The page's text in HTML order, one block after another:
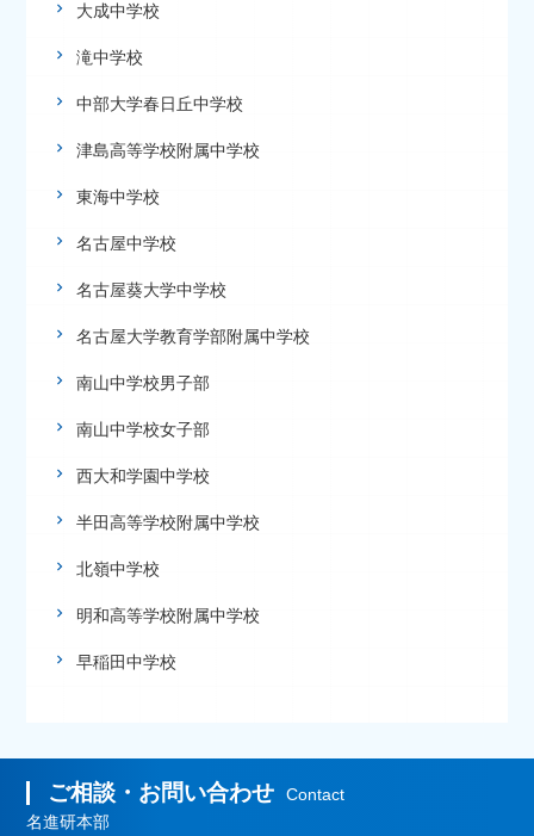
大成中学校
滝中学校
中部大学春日丘中学校
津島高等学校附属中学校
東海中学校
名古屋中学校
名古屋葵大学中学校
名古屋大学教育学部附属中学校
南山中学校男子部
南山中学校女子部
西大和学園中学校
半田高等学校附属中学校
北嶺中学校
明和高等学校附属中学校
早稲田中学校
ご相談・お問い合わせ
Contact
名進研本部